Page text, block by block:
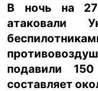
В ночь на 27
атаковали
подавили
составляет